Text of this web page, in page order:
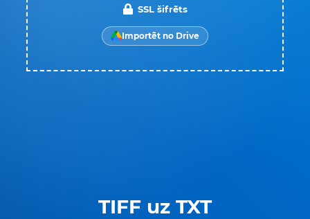
TIFF uz TXT
SSL šifrēts
Importēt no Drive